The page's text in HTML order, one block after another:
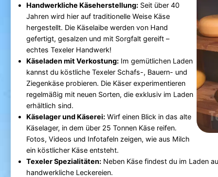
Handwerkliche Käseherstellung:Seit über 40
Jahren wird hier auf traditionelle Weise Käse
hergestellt. Die Käselaibe werden von Hand
gefertigt, gesalzen und mit Sorgfalt gereift –
echtes Texeler Handwerk!
Käseladen mit Verkostung:Im gemütlichen Laden
kannst du köstliche Texeler Schafs-, Bauern- und
Ziegenkäse probieren. Die Käser experimentieren
regelmäßig mit neuen Sorten, die exklusiv im Laden
erhältlich sind.
Käselager und Käserei:Wirf einen Blick in das alte
Käselager, in dem über 25 Tonnen Käse reifen.
Fotos, Videos und Infotafeln zeigen, wie aus Milch
ein köstlicher Käse entsteht.
Texeler Spezialitäten:Neben Käse findest du im Laden
handwerkliche Leckereien.